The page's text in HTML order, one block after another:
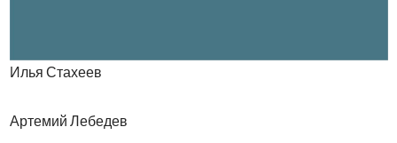
Илья Стахеев
Артемий Лебедев